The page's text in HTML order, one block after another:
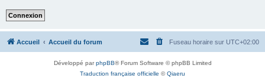
Accueil Accueil du forum Fuseau horaire sur UTC+02:00
Développé parphpBB® Forum Software © phpBB Limited
Traduction française officielle ©Qiaeru